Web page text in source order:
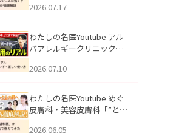
跡にVビームは効く？向いて
説」を公開いたしました。
2026.07.17
わたしの名医Youtube アル
バアレルギークリニック札
医師が明かす副作用・リバ
公開いたしました。
2026.07.10
わたしの名医Youtube めぐ
皮膚科・美容皮膚科「”とお
ッズの肌悩みに本気で答え
2026.06.05